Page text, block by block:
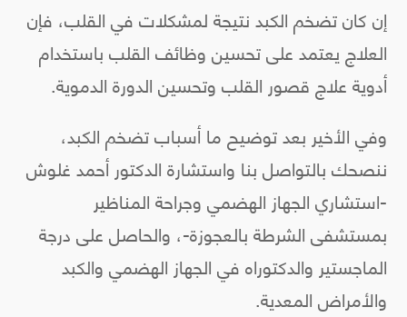
إن كان تضخم الكبد نتيجة لمشكلات في القلب، فإن
العلاج يعتمد على تحسين وظائف القلب باستخدام
أدوية علاج قصور القلب وتحسين الدورة الدموية.
وفي الأخير بعد توضيح ما أسباب تضخم الكبد،
ننصحك بالتواصل بنا واستشارة الدكتور أحمد غلوش
-استشاري الجهاز الهضمي وجراحة المناظير
بمستشفى الشرطة بالعجوزة-، والحاصل على درجة
الماجستير والدكتوراه في الجهاز الهضمي والكبد
والأمراض المعدية.